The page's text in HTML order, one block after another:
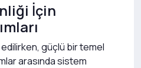
İçin
güçlü bir temel
arasında sistem